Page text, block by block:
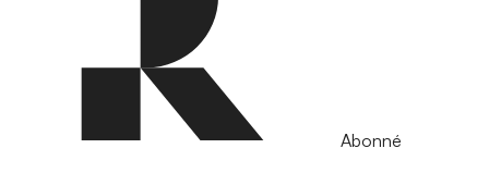
Abonné